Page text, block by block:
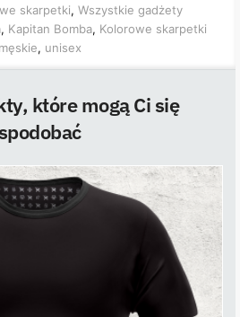
skarpetki, Wszystkie gadżety
, Kapitan Bomba, Kolorowe skarpetki
męskie, unisex
które mogą Ci się
spodobać